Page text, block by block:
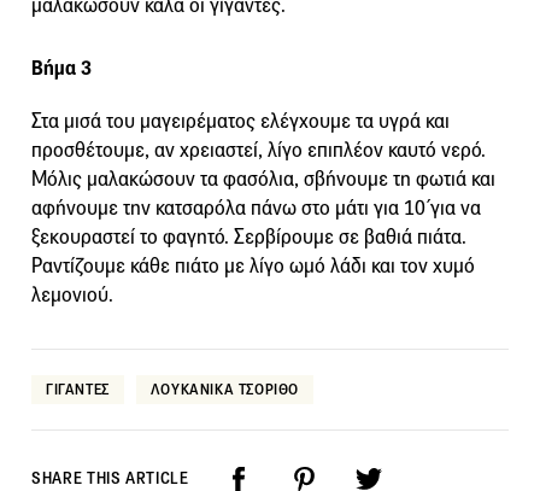
Βήμα 3
Στα μισά του μαγειρέματος ελέγχουμε τα υγρά και
προσθέτουμε, αν χρειαστεί, λίγο επιπλέον καυτό νερό.
Μόλις μαλακώσουν τα φασόλια, σβήνουμε τη φωτιά και
αφήνουμε την κατσαρόλα πάνω στο μάτι για 10΄για να
ξεκουραστεί το φαγητό. Σερβίρουμε σε βαθιά πιάτα.
Ραντίζουμε κάθε πιάτο με λίγο ωμό λάδι και τον χυμό
λεμονιού.
ΓΙΓΑΝΤΕΣ ΛΟΥΚΑΝΙΚΑ ΤΣΟΡΙΘΟ
SHARE THIS ARTICLE